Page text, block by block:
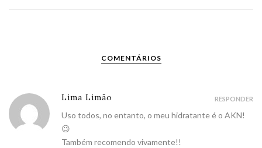
COMENTÁRIOS
Lima Limão
Uso todos, no entanto, o meu hidratante é o AKN!
😉
Também recomendo vivamente!!
RESPONDER